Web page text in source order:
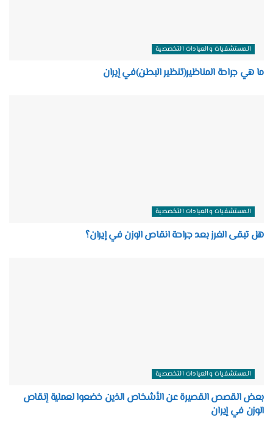
المستشفيات والعيادات التخصصية
ما هي جراحة المناظير(تنظير البطن)في إيران
المستشفيات والعيادات التخصصية
هل تبقى الغرز بعد جراحة انقاص الوزن في إيران؟
المستشفيات والعيادات التخصصية
بعض القصص القصيرة عن الأشخاص الذين خضعوا لعملية إنقاص
الوزن في إيران